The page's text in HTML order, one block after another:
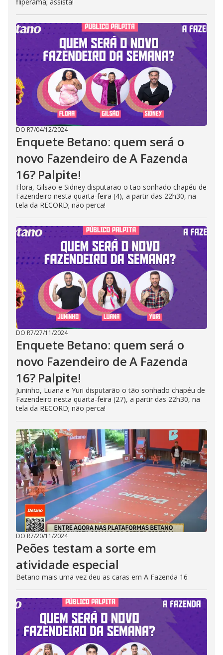
DO R7/04/12/2024
Enquete Betano: quem será o
novo Fazendeiro de A Fazenda
16? Palpite!
Flora, Gilsão e Sidney disputarão o tão sonhado chapéu de
Fazendeiro nesta quarta-feira (4), a partir das 22h30, na
tela da RECORD; não perca!
DO R7/27/11/2024
Enquete Betano: quem será o
novo Fazendeiro de A Fazenda
16? Palpite!
Juninho, Luana e Yuri disputarão o tão sonhado chapéu de
Fazendeiro nesta quarta-feira (27), a partir das 22h30, na
tela da RECORD; não perca!
DO R7/20/11/2024
Peões testam a sorte em
atividade especial
Betano mais uma vez deu as caras em A Fazenda 16